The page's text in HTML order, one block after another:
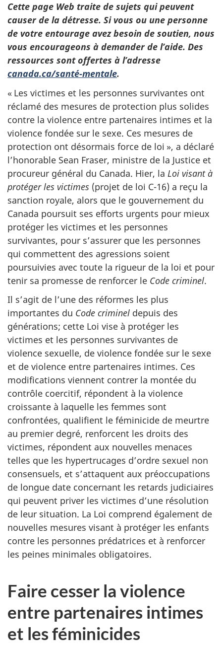
Cette page Web traite de sujets qui peuvent
causer de la détresse. Si vous ou une personne
de votre entourage avez besoin de soutien, nous
vous encourageons à demander de l’aide. Des
ressources sont offertes à l’adresse
canada.ca/santé-mentale.
« Les victimes et les personnes survivantes ont
réclamé des mesures de protection plus solides
contre la violence entre partenaires intimes et la
violence fondée sur le sexe. Ces mesures de
protection ont désormais force de loi », a déclaré
l’honorable Sean Fraser, ministre de la Justice et
procureur général du Canada. Hier, la Loi visant à
protéger les victimes (projet de loi C-16) a reçu la
sanction royale, alors que le gouvernement du
Canada poursuit ses efforts urgents pour mieux
protéger les victimes et les personnes
survivantes, pour s’assurer que les personnes
qui commettent des agressions soient
poursuivies avec toute la rigueur de la loi et pour
tenir sa promesse de renforcer le Code criminel.
Il s’agit de l’une des réformes les plus
importantes du Code criminel depuis des
générations; cette Loi vise à protéger les
victimes et les personnes survivantes de
violence sexuelle, de violence fondée sur le sexe
et de violence entre partenaires intimes. Ces
modifications viennent contrer la montée du
contrôle coercitif, répondent à la violence
croissante à laquelle les femmes sont
confrontées, qualifient le féminicide de meurtre
au premier degré, renforcent les droits des
victimes, répondent aux nouvelles menaces
telles que les hypertrucages d’ordre sexuel non
consensuels, et s’attaquent aux préoccupations
de longue date concernant les retards judiciaires
qui peuvent priver les victimes d’une résolution
de leur situation. La Loi comprend également de
nouvelles mesures visant à protéger les enfants
contre les personnes prédatrices et à renforcer
les peines minimales obligatoires.
Faire cesser la violence
entre partenaires intimes
et les féminicides